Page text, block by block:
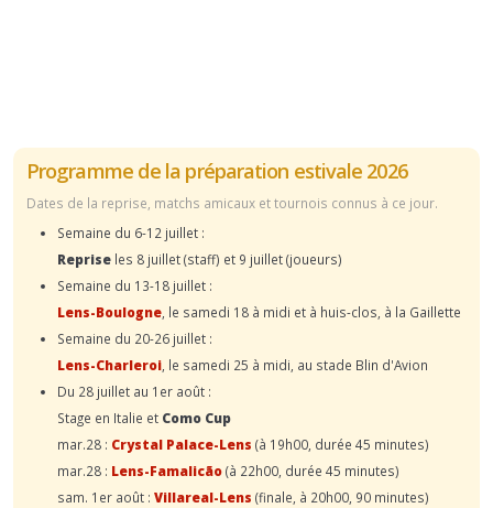
Programme de la préparation estivale 2026
Dates de la reprise, matchs amicaux et tournois connus à ce jour.
Semaine du 6-12 juillet :
Reprise les 8 juillet (staff) et 9 juillet (joueurs)
Semaine du 13-18 juillet :
Lens-Boulogne , le samedi 18 à midi et à huis-clos, à la Gaillette
Semaine du 20-26 juillet :
Lens-Charleroi , le samedi 25 à midi, au stade Blin d'Avion
Du 28 juillet au 1er août :
Stage en Italie et Como Cup
mar.28 : Crystal Palace-Lens (à 19h00, durée 45 minutes)
mar.28 : Lens-Famalicão(à 22h00, durée 45 minutes)
sam. 1er août : Villareal-Lens (finale, à 20h00, 90 minutes)